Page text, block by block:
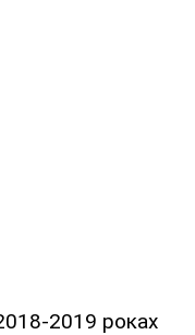
2019 роках